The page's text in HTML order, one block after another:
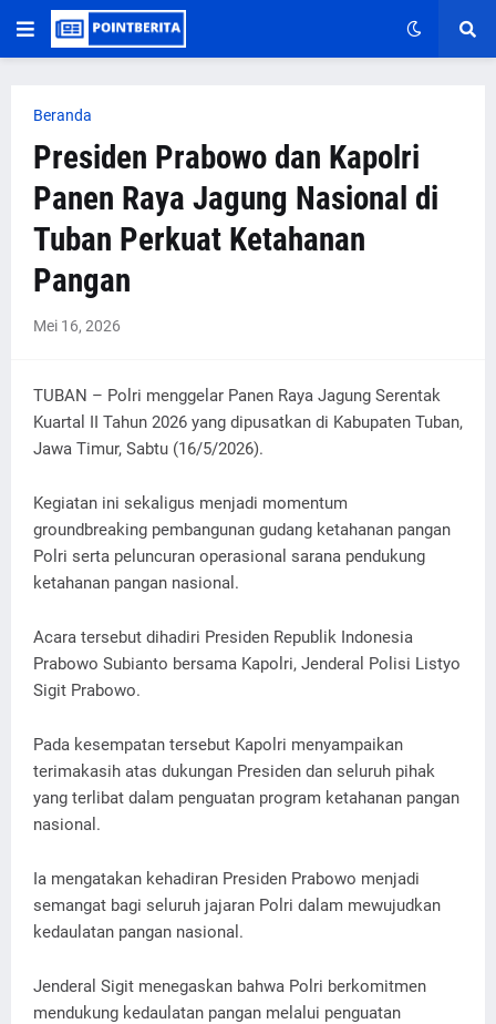
Beranda
Presiden Prabowo dan Kapolri
Panen Raya Jagung Nasional di
Tuban Perkuat Ketahanan
Pangan
Mei 16, 2026
TUBAN – Polri menggelar Panen Raya Jagung Serentak
Kuartal II Tahun 2026 yang dipusatkan di Kabupaten Tuban,
Jawa Timur, Sabtu (16/5/2026).
Kegiatan ini sekaligus menjadi momentum
groundbreaking pembangunan gudang ketahanan pangan
Polri serta peluncuran operasional sarana pendukung
ketahanan pangan nasional.
Acara tersebut dihadiri Presiden Republik Indonesia
Prabowo Subianto bersama Kapolri, Jenderal Polisi Listyo
Sigit Prabowo.
Pada kesempatan tersebut Kapolri menyampaikan
terimakasih atas dukungan Presiden dan seluruh pihak
yang terlibat dalam penguatan program ketahanan pangan
nasional.
Ia mengatakan kehadiran Presiden Prabowo menjadi
semangat bagi seluruh jajaran Polri dalam mewujudkan
kedaulatan pangan nasional.
Jenderal Sigit menegaskan bahwa Polri berkomitmen
mendukung kedaulatan pangan melalui penguatan